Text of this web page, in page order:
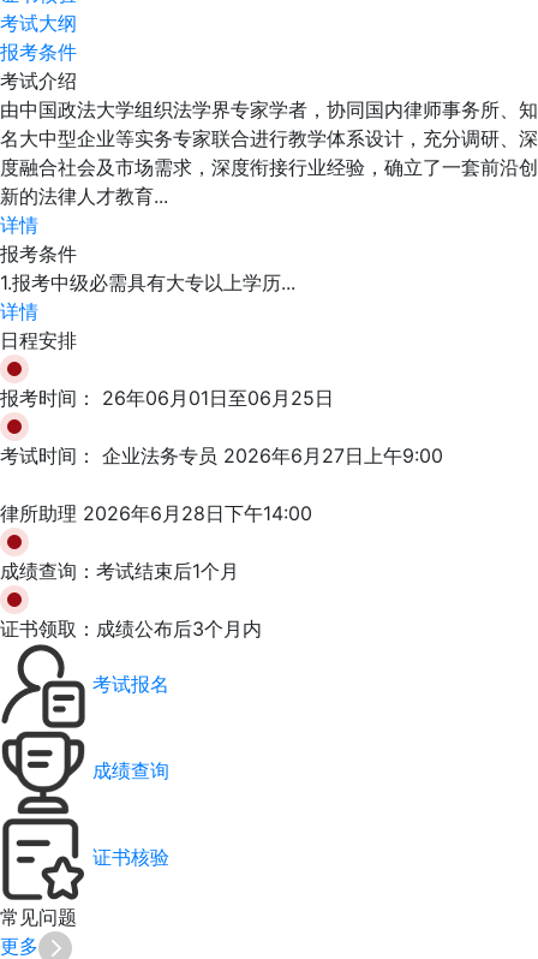
考试大纲
报考条件
考试介绍
由中国政法大学组织法学界专家学者，协同国内律师事务所、知
名大中型企业等实务专家联合进行教学体系设计，充分调研、深
度融合社会及市场需求，深度衔接行业经验，确立了一套前沿创
新的法律人才教育...
详情
报考条件
1.报考中级必需具有大专以上学历...
详情
日程安排
报考时间： 26年06月01日至06月25日
考试时间： 企业法务专员 2026年6月27日上午9:00
律所助理 2026年6月28日下午14:00
成绩查询： 考试结束后1个月
证书领取： 成绩公布后3个月内
考试报名
成绩查询
证书核验
常见问题
更多